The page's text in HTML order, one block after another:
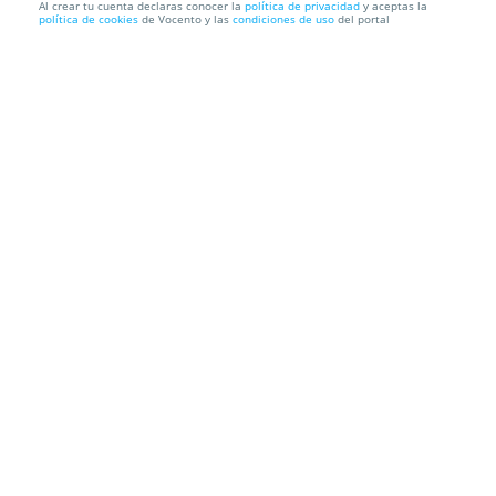
¡Cena a ciegas en Mi Tierna Lola! Menú degustación
Al crear tu cuenta declaras conocer la política de privacidad y aceptas la
política de cookies de Vocento y las condiciones de uso del portal